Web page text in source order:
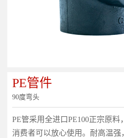
PE管件
90度弯头
PE管采用全进口PE100正宗原料
消费者可以放心使用。耐高温强